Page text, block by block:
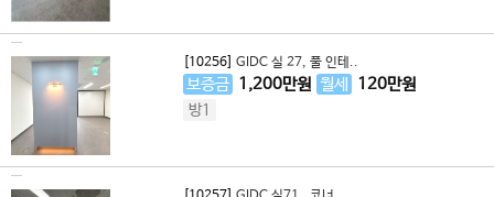
[10256] GIDC 실 27, 풀 인테..
보증금 1,200만원 월세 120만원
방1